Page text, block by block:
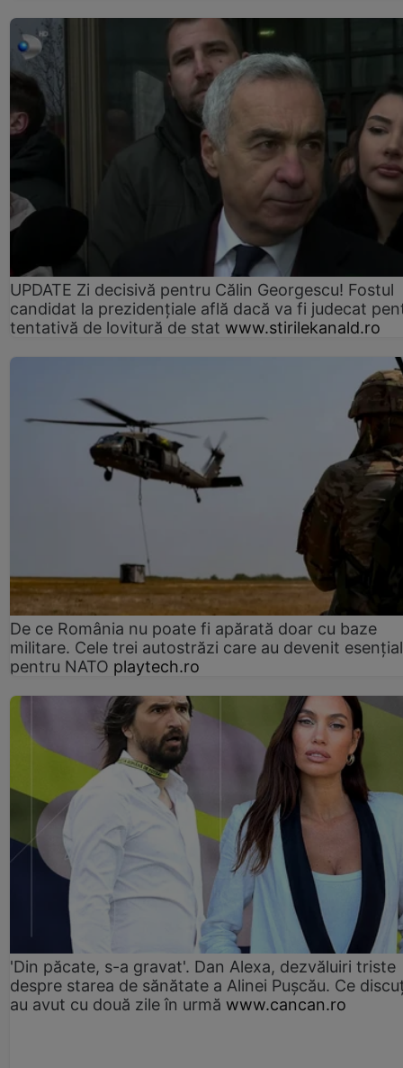
UPDATE Zi decisivă pentru Călin Georgescu! Fostul
candidat la prezidențiale află dacă va fi judecat
tentativă de lovitură de stat www.stirilekanald.ro
De ce România nu poate fi apărată doar cu baze
militare. Cele trei autostrăzi care au devenit
pentru NATO playtech.ro
'Din păcate, s-a gravat'. Dan Alexa, dezvăluiri triste
despre starea de sănătate a Alinei Pușcău. Ce
au avut cu două zile în urmă www.cancan.ro